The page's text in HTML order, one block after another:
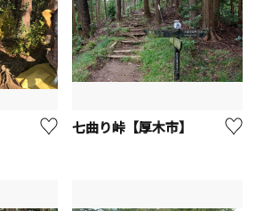
七曲り峠【厚木市】